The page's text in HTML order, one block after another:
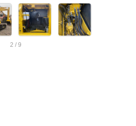
2 / 9